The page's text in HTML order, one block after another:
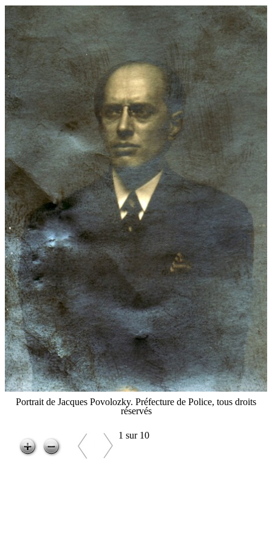
Portrait de Jacques Povolozky. Préfecture de Police, tous droits
réservés
1 sur 10